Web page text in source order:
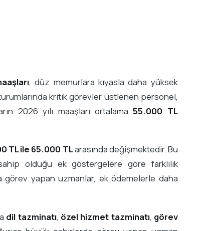
, düz memurlara kıyasla daha yüksek
kritik görevler üstlenen personel,
2026 yılı maaşları ortalama55.000 TL
TL ile 65.000 TLarasında değişmektedir. Bu
olduğu ek göstergelere göre farklılık
görev yapan uzmanlar, ek ödemelerle daha
dil tazminatı, özel hizmet tazminatı, görev